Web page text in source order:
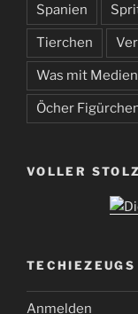
Spanien
Tierchen
Was mit Medien
Öcher
VOLLER
TECHIEZEUGS
Anmelden